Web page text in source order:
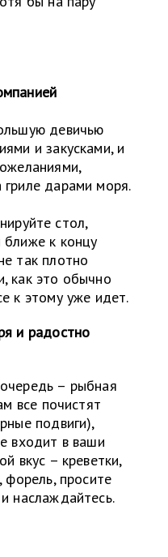
девичью
и закусками, и
дарами моря.
стол,
к концу
так плотно
как это обычно
к этому уже идет.
и радостно
– рыбная
все почистят
подвиги),
входит в ваши
вкус – креветки,
форель, просите
наслаждайтесь.